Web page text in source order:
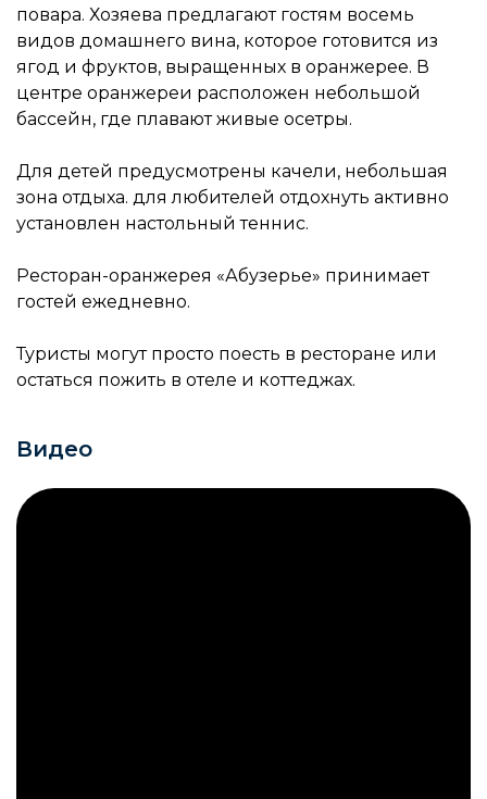
повара. Хозяева предлагают гостям восемь
видов домашнего вина, которое готовится из
ягод и фруктов, выращенных в оранжерее. В
центре оранжереи расположен небольшой
бассейн, где плавают живые осетры.
Для детей предусмотрены качели, небольшая
зона отдыха. для любителей отдохнуть активно
установлен настольный теннис.
Ресторан-оранжерея «Абузерье» принимает
гостей ежедневно.
Туристы могут просто поесть в ресторане или
остаться пожить в отеле и коттеджах.
Видео